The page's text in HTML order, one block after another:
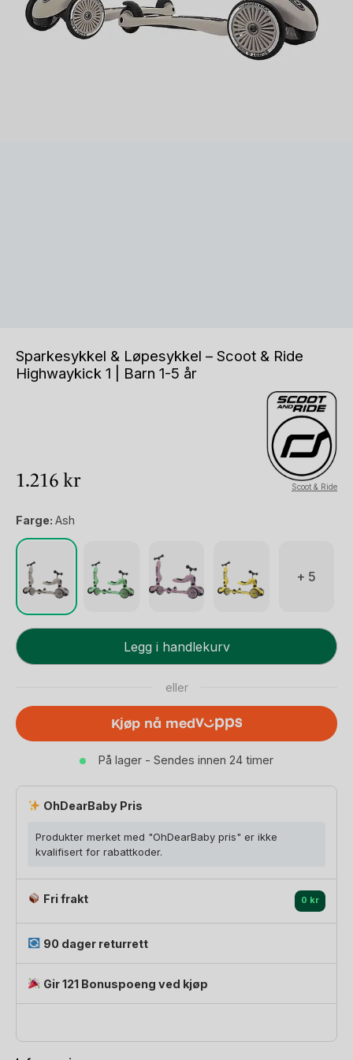
Sparkesykkel & Løpesykkel – Scoot & Ride
Highwaykick 1 | Barn 1-5 år
1.216kr Scoot & Ride
Farge: Ash
+ 5
Sparkesykkel
&
Scoot
&
Highwaykick
1
år
antall
Legg i handlekurv
eller
Kjøp nå med
På lager - Sendes innen 24 timer
OhDearBaby Pris
Produkter merket med "OhDearBaby pris" er ikke
kvalifisert for rabattkoder.
Fri frakt 0 kr
90 dager returrett
Gir 121 Bonuspoeng ved kjøp